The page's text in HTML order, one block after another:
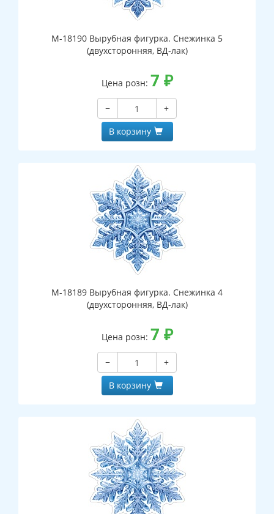
М-18190 Вырубная фигурка. Снежинка 5
(двухсторонняя, ВД-лак)
Цена розн: 7 ₽
−
+
В корзину
М-18189 Вырубная фигурка. Снежинка 4
(двухсторонняя, ВД-лак)
Цена розн: 7 ₽
−
+
В корзину